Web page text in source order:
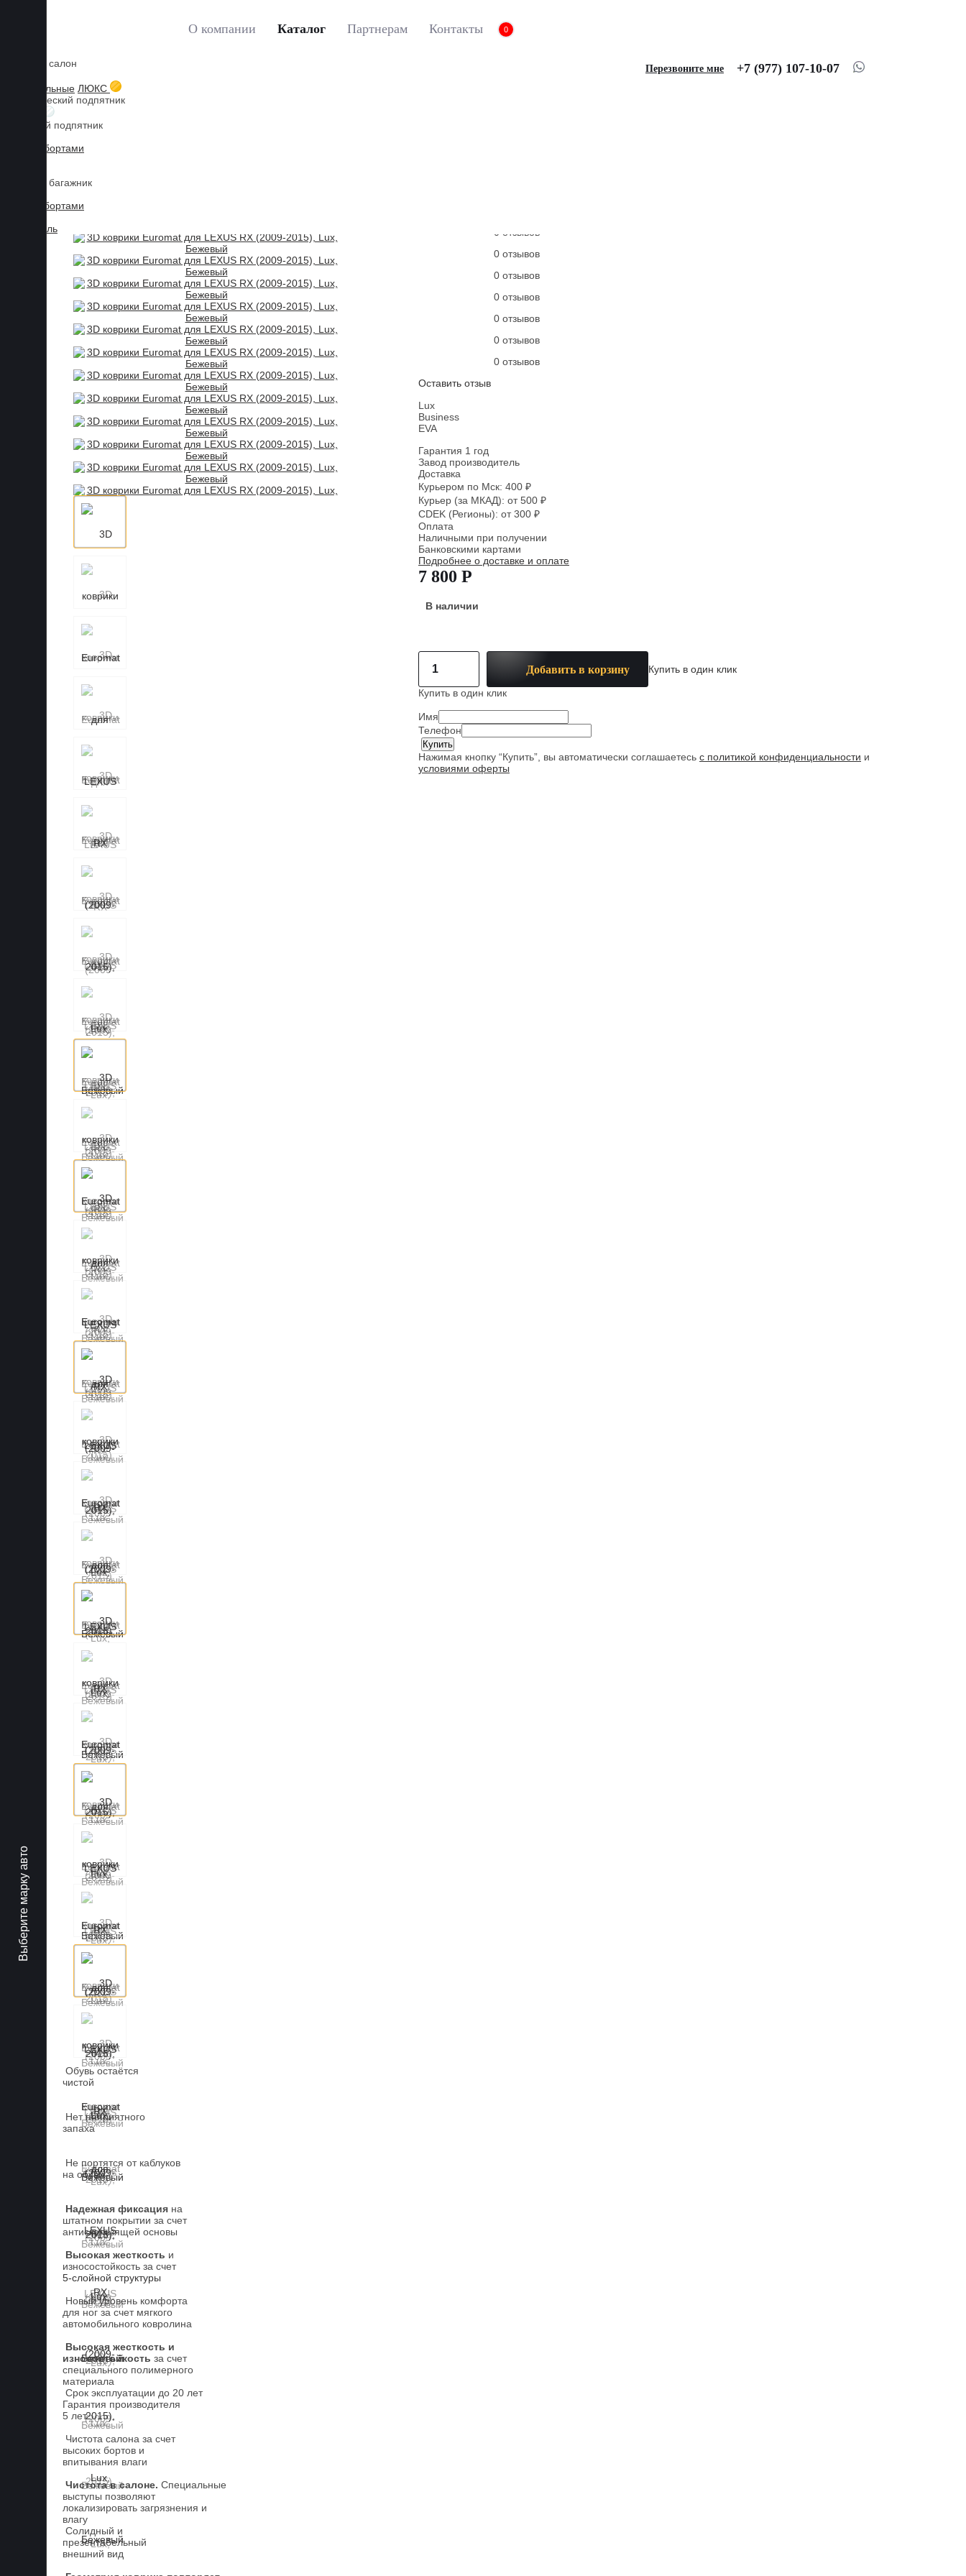
Выберите марку авто
О компании Каталог Партнерам Контакты 0
+7 (977) 107-10-07
Перезвоните мне
Коврики в салон
3D текстильные ЛЮКС
Металлический подпятник
Резиновый подпятник
3D Eva с бортами
Коврики в багажник
3D Eva с бортами
3D Текстиль
Главная
0 отзывов
0 отзывов
0 отзывов
0 отзывов
0 отзывов
0 отзывов
0 отзывов
Оставить отзыв
Lux
Business
EVA
Гарантия 1 год
Завод производитель
Доставка
Курьером по Мск: 400 ₽
Курьер (за МКАД): от 500 ₽
CDEK (Регионы): от 300 ₽
Оплата
Наличными при получении
Банковскими картами
Подробнее о доставке и оплате
7 800 Р
В наличии
Добавить в корзину Купить в один клик
Купить в один клик
Имя
Телефон
Нажимая кнопку “Купить”, вы автоматически соглашаетесь с политикой конфиденциальности и
условиями оферты
Обувь остаётся
чистой
Нет неприятного
запаха
Не портятся от каблуков
на обуви
Надежная фиксация на
штатном покрытии за счет
антискользящей основы
Высокая жесткость и
износостойкость за счет
5-слойной структуры
Новый уровень комфорта
для ног за счет мягкого
автомобильного ковролина
Высокая жесткость и
износостойкость за счет
специального полимерного
материала
Срок эксплуатации до 20 лет
Гарантия производителя
5 лет.
Чистота салона за счет
высоких бортов и
впитывания влаги
Чистота в салоне. Специальные
выступы позволяют
локализировать загрязнения и
влагу
Солидный и
презентабельный
внешний вид